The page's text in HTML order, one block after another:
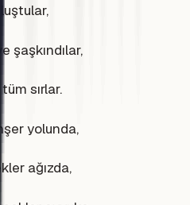
şaşkındılar,
sırlar.
yolunda,
ağızda,